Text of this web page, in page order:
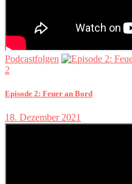
Podcastfolgen
2
Episode 2: Feuer an Bord
18. Dezember 2021